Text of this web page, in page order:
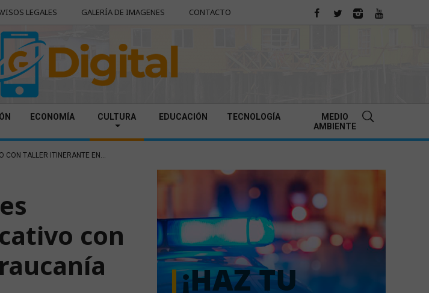
LEGALES GALERÍA DE IMAGENES CONTACTO
ECONOMÍA CULTURA EDUCACIÓN TECNOLOGÍA
MEDIO
AMBIENTE
CON TALLER ITINERANTE EN...
con